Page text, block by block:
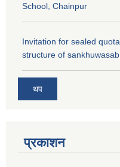
School, Chainpur
Invitation for sealed
structure of
थप
प्रकाशन